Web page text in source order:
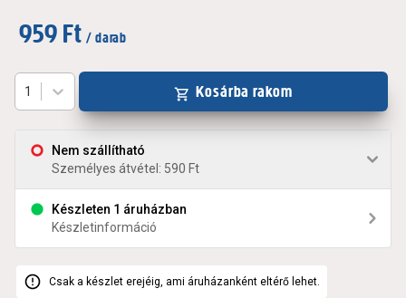
959 Ft / darab
Nem szállítható
Személyes átvétel: 590 Ft
Készleten 1 áruházban
Készletinformáció
1 Kosárba rakom
Csak a készlet erejéig, ami áruházanként eltérő lehet.